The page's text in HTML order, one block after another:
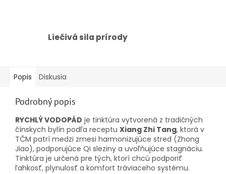
Liečivá sila prírody
Popis Diskusia
Podrobný popis
RYCHLÝ VODOPÁD je tinktúra vytvorená z tradičných
čínskych bylín podľa receptu Xiang Zhi Tang, ktorá v
TČM patrí medzi zmesi harmonizujúce stred (Zhong
Jiao), podporujúce Qi sleziny a uvoľňujúce stagnáciu.
Tinktúra je určená pre tých, ktorí chcú podporiť
ľahkosť, plynulosť a komfort tráviaceho systému.